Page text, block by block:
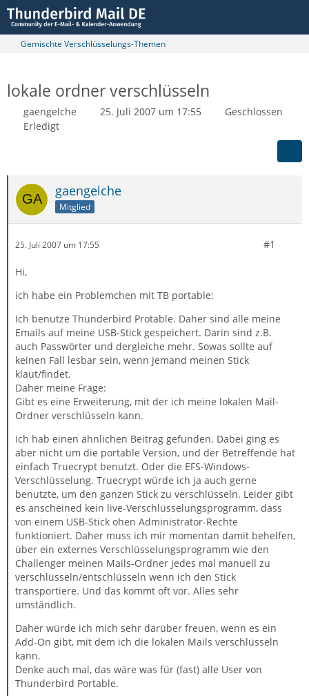
Gemischte Verschlüsselungs-Themen
lokale ordner verschlüsseln
gaengelche 25. Juli 2007 um 17:55
Geschlossen
Erledigt
gaengelche
Mitglied
25. Juli 2007 um 17:55 #1
Hi,
ich habe ein Problemchen mit TB portable:
Ich benutze Thunderbird Protable. Daher sind alle meine
Emails auf meine USB-Stick gespeichert. Darin sind z.B.
auch Passwörter und dergleiche mehr. Sowas sollte auf
keinen Fall lesbar sein, wenn jemand meinen Stick
klaut/findet.
Daher meine Frage:
Gibt es eine Erweiterung, mit der ich meine lokalen Mail-
Ordner verschlüsseln kann.
Ich hab einen ähnlichen Beitrag gefunden. Dabei ging es
aber nicht um die portable Version, und der Betreffende hat
einfach Truecrypt benutzt. Oder die EFS-Windows-
Verschlüsselung. Truecrypt würde ich ja auch gerne
benutzte, um den ganzen Stick zu verschlüsseln. Leider gibt
es anscheined kein live-Verschlüsselungsprogramm, dass
von einem USB-Stick ohen Administrator-Rechte
funktioniert. Daher muss ich mir momentan damit behelfen,
über ein externes Verschlüsselungsprogramm wie den
Challenger meinen Mails-Ordner jedes mal manuell zu
verschlüsseln/entschlüsseln wenn ich den Stick
transportiere. Und das kommt oft vor. Alles sehr
umständlich.
Daher würde ich mich sehr darüber freuen, wenn es ein
Add-On gibt, mit dem ich die lokalen Mails verschlüsseln
kann.
Denke auch mal, das wäre was für (fast) alle User von
Thunderbird Portable.